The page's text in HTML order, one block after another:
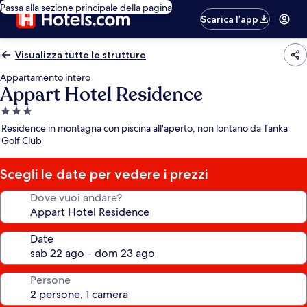
Passa alla sezione principale della pagina
Scarica l’app
Visualizza tutte le strutture
Appartamento intero
Appart Hotel Residence
Struttura
a
3.0
stelle
Residence in montagna con piscina all'aperto, non lontano da Tanka
Golf Club
Scegli le date per vedere i prezzi
Dove vuoi andare?
Date
Persone